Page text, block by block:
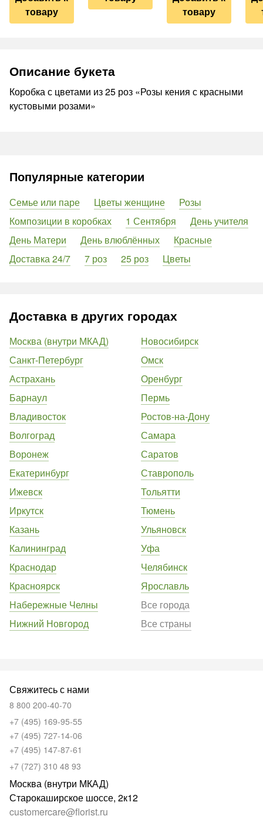
товару
товару
Описание букета
Коробка с цветами из 25 роз «Розы кения с красными
кустовыми розами»
Популярные категории
Семье или паре Цветы женщине
Розы
Композиции в коробках
1 Сентября
День учителя
День Матери
День влюблённых
Красные
Доставка 24/7
7 роз 25 роз Цветы
Доставка в других городах
Москва (внутри МКАД)
Санкт-Петербург
Астрахань
Барнаул
Владивосток
Волгоград
Воронеж
Екатеринбург
Ижевск
Иркутск
Казань
Калининград
Краснодар
Красноярск
Набережные Челны
Нижний Новгород
Новосибирск
Омск
Оренбург
Пермь
Ростов-на-Дону
Самара
Саратов
Ставрополь
Тольятти
Тюмень
Ульяновск
Уфа
Челябинск
Ярославль
Все города
Все страны
Свяжитесь с нами
8 800 200-40-70
+7 (495) 169-95-55
+7 (495) 727-14-06
+7 (495) 147-87-61
+7 (727) 310 48 93
Москва (внутри МКАД)
Старокаширское шоссе, 2к12
customercare@florist.ru